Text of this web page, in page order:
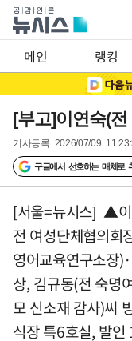
메인 랭킹
[부고]이연숙(
기사등록 2026/07/09
구글에서 선호하는 매체로
[서울=뉴시스] ▲이
전 여성단체협의회
영어교육연구소장
상, 김규동(전 숙명
모 신소재 감사)씨
식장 특6호실, 발